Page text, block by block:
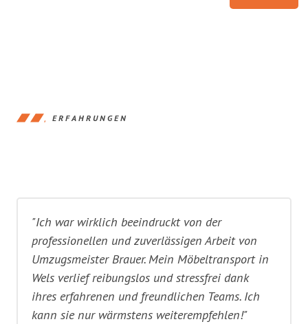
ERFAHRUNGEN
"Ich war wirklich beeindruckt von der
professionellen und zuverlässigen Arbeit von
Umzugsmeister Brauer. Mein Möbeltransport in
Wels verlief reibungslos und stressfrei dank
ihres erfahrenen und freundlichen Teams. Ich
kann sie nur wärmstens weiterempfehlen!"